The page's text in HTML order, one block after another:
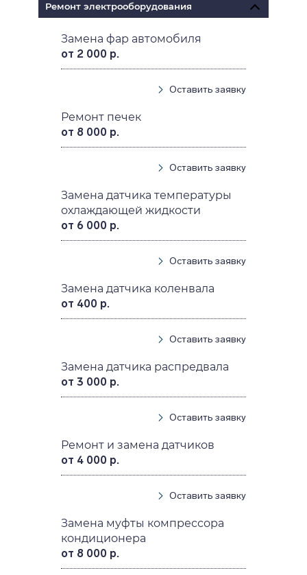
Ремонт электрооборудования
Замена фар автомобиля
от 2 000 р.
Оставить заявку
Ремонт печек
от 8 000 р.
Оставить заявку
Замена датчика температуры
охлаждающей жидкости
от 6 000 р.
Оставить заявку
Замена датчика коленвала
от 400 р.
Оставить заявку
Замена датчика распредвала
от 3 000 р.
Оставить заявку
Ремонт и замена датчиков
от 4 000 р.
Оставить заявку
Замена муфты компрессора
кондиционера
от 8 000 р.